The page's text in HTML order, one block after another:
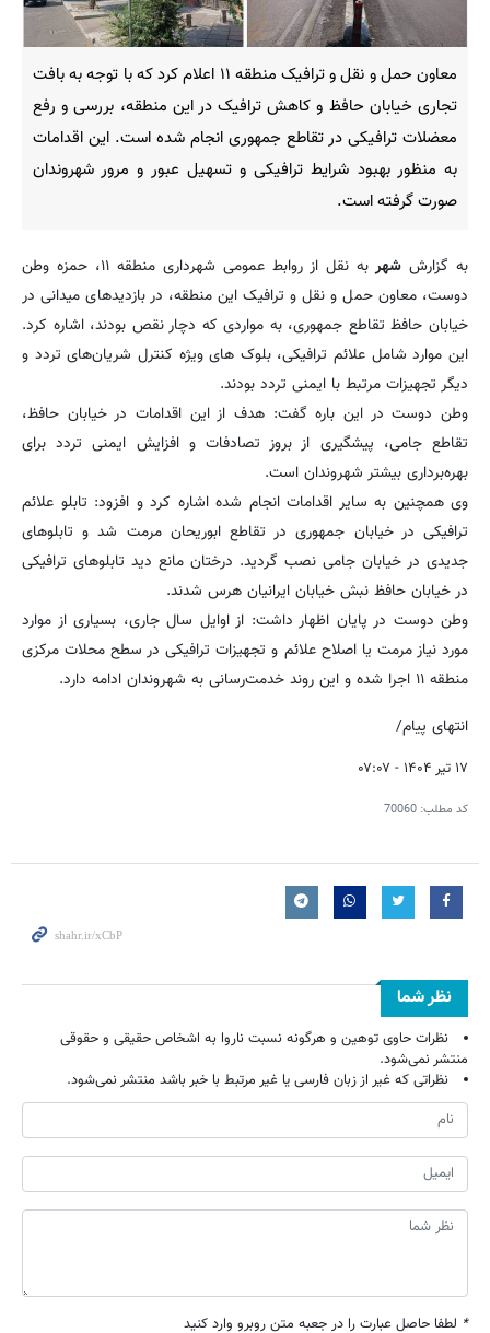
معاون حمل و نقل و ترافیک منطقه ۱۱ اعلام کرد که با توجه به بافت
تجاری خیابان حافظ و کاهش ترافیک در این منطقه، بررسی و رفع
معضلات ترافیکی در تقاطع جمهوری انجام شده است. این اقدامات
به منظور بهبود شرایط ترافیکی و تسهیل عبور و مرور شهروندان
صورت گرفته است.
به گزارش شهر
به نقل از روابط عمومی شهرداری منطقه ۱۱، حمزه وطن
دوست، معاون حمل و نقل و ترافیک این منطقه، در بازدیدهای میدانی در
خیابان حافظ تقاطع جمهوری، به مواردی که دچار نقص بودند، اشاره کرد.
این موارد شامل علائم ترافیکی، بلوک های ویژه کنترل شریان‌های تردد و
دیگر تجهیزات مرتبط با ایمنی تردد بودند.
وطن دوست در این باره گفت: هدف از این اقدامات در خیابان حافظ،
تقاطع جامی، پیشگیری از بروز تصادفات و افزایش ایمنی تردد برای
بهره‌برداری بیشتر شهروندان است.
وی همچنین به سایر اقدامات انجام شده اشاره کرد و افزود: تابلو علائم
ترافیکی در خیابان جمهوری در تقاطع ابوریحان مرمت شد و تابلوهای
جدیدی در خیابان جامی نصب گردید. درختان مانع دید تابلوهای ترافیکی
در خیابان حافظ نبش خیابان ایرانیان هرس شدند.
وطن دوست در پایان اظهار داشت: از اوایل سال جاری، بسیاری از موارد
مورد نیاز مرمت یا اصلاح علائم و تجهیزات ترافیکی در سطح محلات مرکزی
منطقه ۱۱ اجرا شده و این روند خدمت‌رسانی به شهروندان ادامه دارد.
انتهای پیام/
۱۷ تیر ۱۴۰۴ - ۰۷:۰۷
کد مطلب: 70060
نظر شما
نظرات حاوی توهین و هرگونه نسبت ناروا به اشخاص حقیقی و حقوقی
منتشر نمی‌شود.
نظراتی که غیر از زبان فارسی یا غیر مرتبط با خبر باشد منتشر نمی‌شود.
* لطفا حاصل عبارت را در جعبه متن روبرو وارد کنید